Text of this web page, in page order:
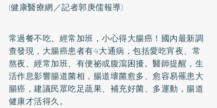
(健康醫療網／記者郭庚儒報導)
常過餐不吃、經常加班，小心得大腸癌 ！國內最新調
查發現，大腸癌患者有4大通病，包括愛吃宵夜、常
熬夜、經常加班、有便祕或腹瀉困擾。醫師提醒，生
活作息影響腸道菌相，腸道壞菌愈多、愈容易罹患大
腸癌，建議民眾吃足蔬果、補充好菌、多運動，腸道
健康才活得久。